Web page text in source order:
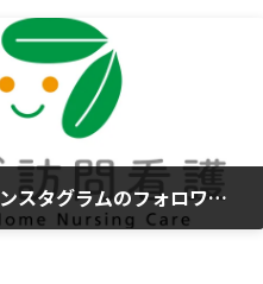
おかげさまでインスタグラムのフォロワーが300人を突破しました！